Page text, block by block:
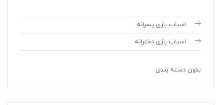
اسباب بازی پسرانه
اسباب بازی دخترانه
بدون دسته بندی